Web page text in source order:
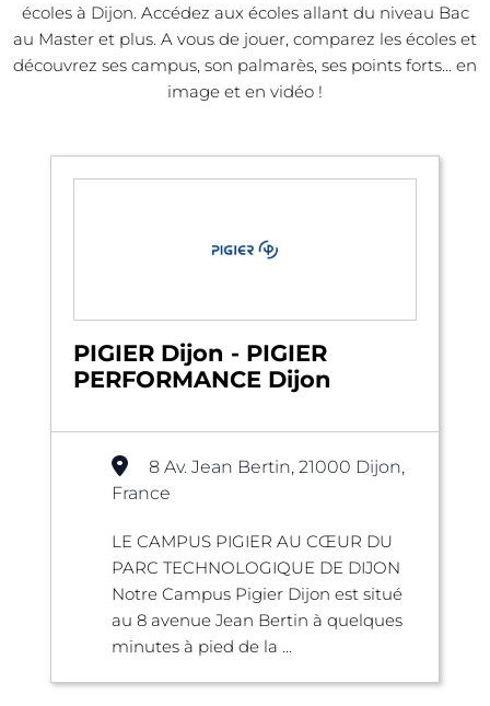
écoles à Dijon. Accédez aux écoles allant du niveau Bac
au Master et plus. A vous de jouer, comparez les écoles et
découvrez ses campus, son palmarès, ses points forts... en
image et en vidéo !
PIGIER Dijon - PIGIER
PERFORMANCE Dijon
8 Av. Jean Bertin, 21000 Dijon,
France
LE CAMPUS PIGIER AU CŒUR DU
PARC TECHNOLOGIQUE DE DIJON
Notre Campus Pigier Dijon est situé
au 8 avenue Jean Bertin à quelques
minutes à pied de la ...